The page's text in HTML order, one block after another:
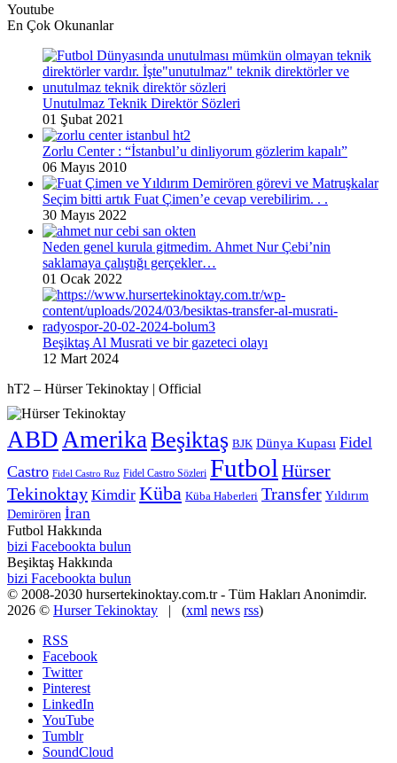
Youtube
En Çok Okunanlar
Unutulmaz Teknik Direktör Sözleri
01 Şubat 2021
Zorlu Center : “İstanbul’u dinliyorum gözlerim kapalı”
06 Mayıs 2010
Seçim bitti artık Fuat Çimen’e cevap verebilirim. . .
30 Mayıs 2022
Neden genel kurula gitmedim. Ahmet Nur Çebi’nin
saklamaya çalıştığı gerçekler…
01 Ocak 2022
Beşiktaş Al Musrati ve bir gazeteci olayı
12 Mart 2024
hT2 – Hürser Tekinoktay | Official
ABD Amerika Beşiktaş BJK Dünya Kupası Fidel
Castro Fidel Castro Ruz Fidel Castro Sözleri Futbol Hürser
Tekinoktay Kimdir Küba Küba Haberleri Transfer Yıldırım
Demirören İran
Futbol Hakkında
bizi Facebookta bulun
Beşiktaş Hakkında
bizi Facebookta bulun
© 2008-2030 hursertekinoktay.com.tr - Tüm Hakları Anonimdir.
2026 © Hurser Tekinoktay | (xml news rss)
RSS
Facebook
Twitter
Pinterest
LinkedIn
YouTube
Tumblr
SoundCloud